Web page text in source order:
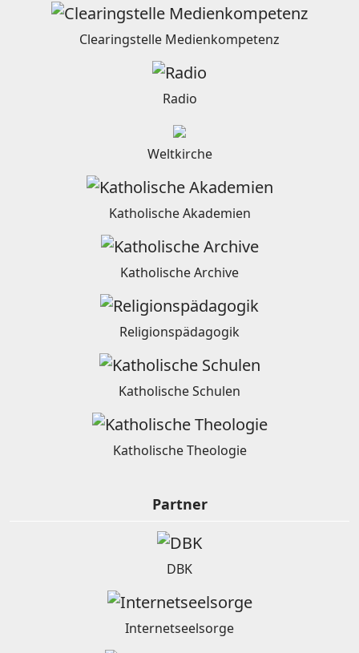
Clearingstelle Medienkompetenz
Radio
Weltkirche
Katholische Akademien
Katholische Archive
Religionspädagogik
Katholische Schulen
Katholische Theologie
Partner
DBK
Internetseelsorge